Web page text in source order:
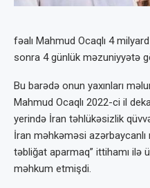
fəalı Mahmud Ocaqlı 4
sonra 4 günlük məzuniyyətə
Bu barədə onun yaxınları
Mahmud Ocaqlı 2022-ci il
yerində İran təhlükəsizlik
İran məhkəməsi azərbaycanlı
təbliğat aparmaq” ittihamı ilə
məhkum etmişdi.